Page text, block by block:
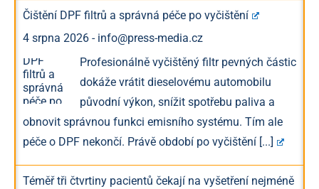
Čištění DPF filtrů a správná péče po vyčištění
4 srpna 2026 - info@press-media.cz
Profesionálně vyčištěný filtr pevných částic
dokáže vrátit dieselovému automobilu
původní výkon, snížit spotřebu paliva a
obnovit správnou funkci emisního systému. Tím ale
péče o DPF nekončí. Právě období po vyčištění [...]
Téměř tři čtvrtiny pacientů čekají na vyšetření nejméně